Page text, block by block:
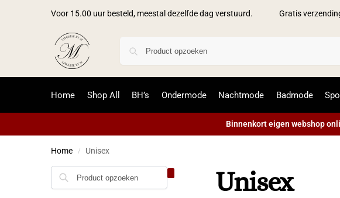
Voor 15.00 uur besteld, meestal dezelfde dag verstuurd. Gratis
Home Shop All BH’s Ondermode Nachtmode Badmode
Binnenkort eigen webshop
Home / Unisex
Unisex